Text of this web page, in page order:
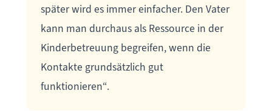
später wird es immer einfacher. Den Vater
kann man durchaus als Ressource in der
Kinderbetreuung begreifen, wenn die
Kontakte grundsätzlich gut
funktionieren“.